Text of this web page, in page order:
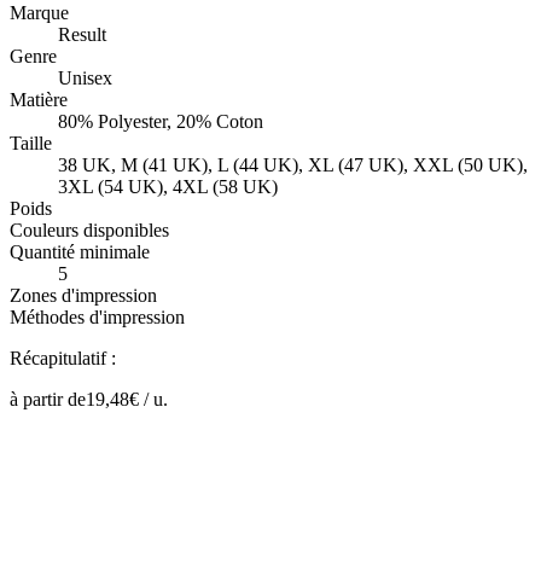
Marque
Result
Genre
Unisex
Matière
80% Polyester, 20% Coton
Taille
38 UK, M (41 UK), L (44 UK), XL (47 UK), XXL (50 UK),
3XL (54 UK), 4XL (58 UK)
Poids
Couleurs disponibles
Quantité minimale
5
Zones d'impression
Méthodes d'impression
Récapitulatif :
à partir de19,48€ /u.